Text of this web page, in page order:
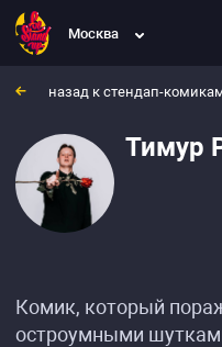
Москва
назад к стендап-
Тимур
Комик, который
остроумными